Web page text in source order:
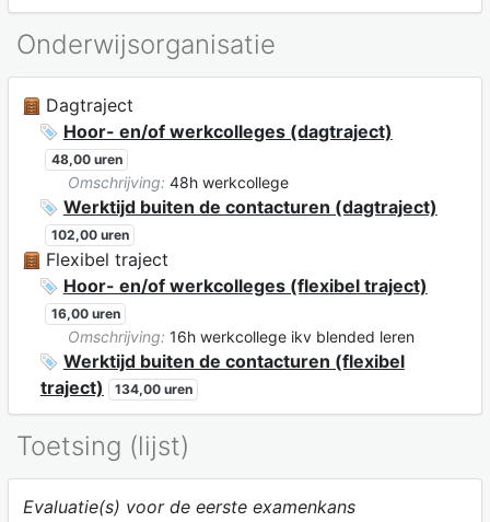
Onderwijsorganisatie
Dagtraject
Hoor- en/of werkcolleges (dagtraject)
48,00 uren
Omschrijving: 48h werkcollege
Werktijd buiten de contacturen (dagtraject)
102,00 uren
Flexibel traject
Hoor- en/of werkcolleges (flexibel traject)
16,00 uren
Omschrijving: 16h werkcollege ikv blended leren
Werktijd buiten de contacturen (flexibel
traject)
134,00 uren
Toetsing (lijst)
Evaluatie(s) voor de eerste examenkans